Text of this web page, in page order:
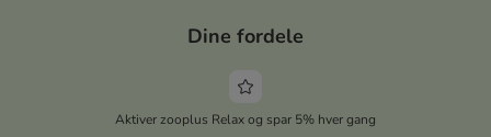
Dine fordele
Aktiver zooplus Relax og spar 5% hver gang